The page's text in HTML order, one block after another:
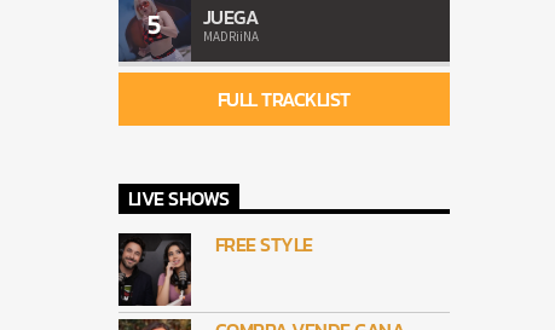
5 JUEGA
MADRiiNA
FULL TRACKLIST
LIVE SHOWS
FREE STYLE